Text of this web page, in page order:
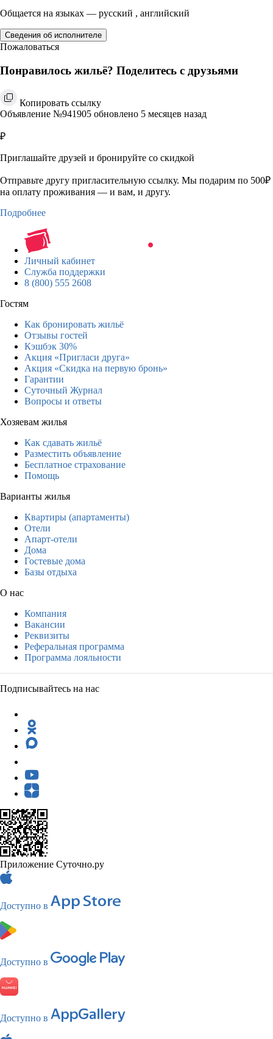
Общается на языках — русский , английский
Сведения об исполнителе
Пожаловаться
Понравилось жильё? Поделитесь с друзьями
Копировать ссылку
Объявление №941905 обновлено 5 месяцев назад
₽
Приглашайте друзей и бронируйте со скидкой
Отправьте другу пригласительную ссылку. Мы подарим по 500₽
на оплату проживания — и вам, и другу.
Подробнее
Личный кабинет
Служба поддержки
8 (800) 555 2608
Гостям
Как бронировать жильё
Отзывы гостей
Кэшбэк 30%
Акция «Пригласи друга»
Акция «Скидка на первую бронь»
Гарантии
Суточный Журнал
Вопросы и ответы
Хозяевам жилья
Как сдавать жильё
Разместить объявление
Бесплатное страхование
Помощь
Варианты жилья
Квартиры (апартаменты)
Отели
Апарт-отели
Дома
Гостевые дома
Базы отдыха
О нас
Компания
Вакансии
Реквизиты
Реферальная программа
Программа лояльности
Подписывайтесь на нас
Приложение Суточно.ру
Доступно в
Доступно в
Доступно в